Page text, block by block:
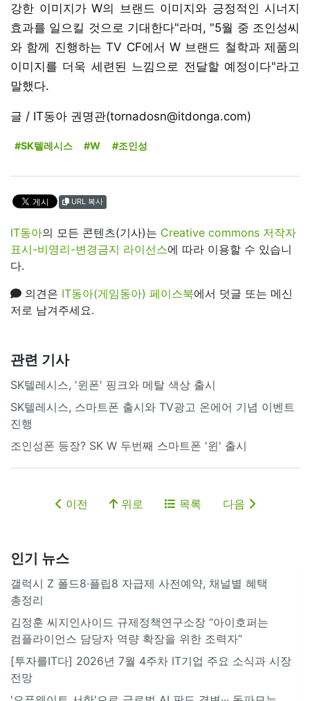
강한 이미지가 W의 브랜드 이미지와 긍정적인 시너지
효과를 일으킬 것으로 기대한다"라며, "5월 중 조인성씨
와 함께 진행하는 TV CF에서 W 브랜드 철학과 제품의
이미지를 더욱 세련된 느낌으로 전달할 예정이다"라고
말했다.
글 / IT동아 권명관(tornadosn@itdonga.com)
#SK텔레시스 #W #조인성
URL 복사
IT동아의 모든 콘텐츠(기사)는 Creative commons 저작자
표시-비영리-변경금지 라이선스에 따라 이용할 수 있습니
다.
의견은 IT동아(게임동아) 페이스북에서 덧글 또는 메신
저로 남겨주세요.
관련 기사
SK텔레시스, '윈폰' 핑크와 메탈 색상 출시
SK텔레시스, 스마트폰 출시와 TV광고 온에어 기념 이벤트
진행
조인성폰 등장? SK W 두번째 스마트폰 '윈' 출시
이전 위로 목록 다음
인기 뉴스
갤럭시 Z 폴드8·플립8 자급제 사전예약, 채널별 혜택
총정리
김정훈 씨지인사이드 규제정책연구소장 “아이호퍼는
컴플라이언스 담당자 역량 확장을 위한 조력자”
[투자를IT다] 2026년 7월 4주차 IT기업 주요 소식과 시장
전망